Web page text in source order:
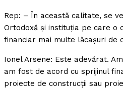
Rep: – În această calitate, se
Ortodoxă şi instituţia pe care o
financiar mai multe lăcaşuri de
Ionel Arsene: Este adevărat.
am fost de acord cu sprijinul
proiecte de construcţii sau